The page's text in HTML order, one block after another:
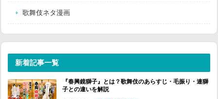
歌舞伎ネタ漫画
新着記事一覧
『春興鏡獅子』とは？歌舞伎のあらすじ・毛振り・連獅
子との違いを解説